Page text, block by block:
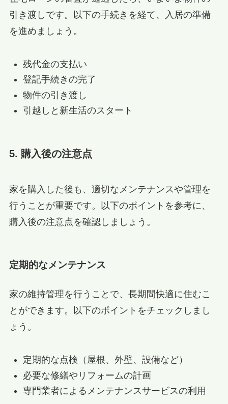
引き渡しです。以下の手続きを経て、入居の準備
を進めましょう。
残代金の支払い
登記手続きの完了
物件の引き渡し
引越しと新生活のスタート
5. 購入後の注意点
家を購入した後も、適切なメンテナンスや管理を
行うことが重要です。以下のポイントを参考に、
購入後の注意点を確認しましょう。
定期的なメンテナンス
家の維持管理を行うことで、長期間快適に住むこ
とができます。以下のポイントをチェックしまし
ょう。
定期的な点検（屋根、外壁、設備など）
必要な修繕やリフォームの計画
専門業者によるメンテナンスサービスの利用